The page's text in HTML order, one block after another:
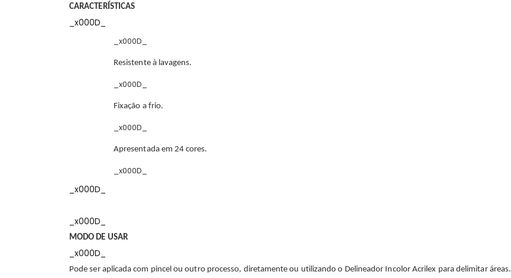
CARACTERÍSTICAS
_x000D_
_x000D_
Resistente à lavagens.
_x000D_
Fixação a frio.
_x000D_
Apresentada em 24 cores.
_x000D_
_x000D_
_x000D_
MODO DE USAR
_x000D_
Pode ser aplicada com pincel ou outro processo, diretamente ou utilizando o Delineador Incolor Acrilex para delimitar áreas.